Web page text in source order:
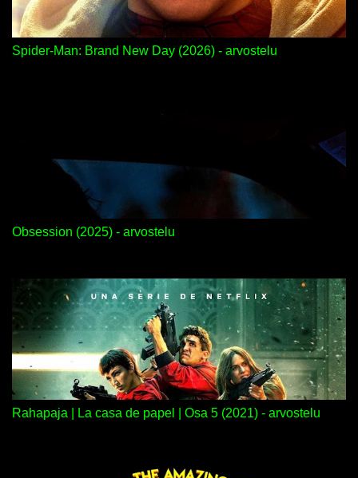
Spider-Man: Brand New Day (2026) - arvostelu
Obsession (2025) - arvostelu
Rahapaja | La casa de papel | Osa 5 (2021) - arvostelu